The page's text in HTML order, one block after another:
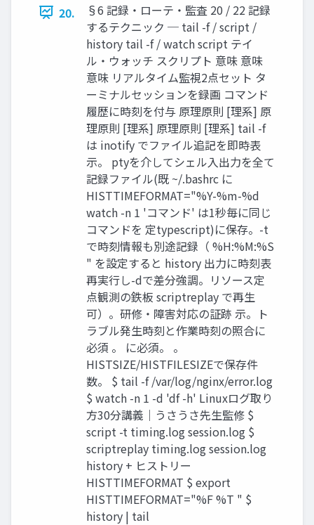
20.
§6 記録・ローテ・監査 20 / 22 記録
するテクニック ─ tail -f / script /
history tail -f / watch script テイ
ル・ウォッチ スクリプト 意味 意味
意味 リアルタイム監視2点セット タ
ーミナルセッションを録画 コマンド
履歴に時刻を付与 原理原則 [理系] 原
理原則 [理系] 原理原則 [理系] tail -f
は inotify でファイル追記を即時表
示。 ptyを介してシェル入出力を全て
記録ファイル(既 ~/.bashrc に
HISTTIMEFORMAT="%Y-%m-%d
watch -n 1 'コマンド' は1秒毎に同じ
コマンドを 定typescript)に保存。-t
で時刻情報も別途記録（ %H:%M:%S
" を設定すると history 出力に時刻表
再実行し-dで差分強調。リソース定
点観測の鉄板 scriptreplay で再生
可）。研修・障害対応の証跡 示。ト
ラブル発生時刻と作業時刻の照合に
必須 。 に必須。 。
HISTSIZE/HISTFILESIZEで保存件
数。 $ tail -f /var/log/nginx/error.log
$ watch -n 1 -d 'df -h' Linuxログ取り
方30分講義｜うさうさ先生監修 $
script -t timing.log session.log $
scriptreplay timing.log session.log
history + ヒストリー
HISTTIMEFORMAT $ export
HISTTIMEFORMAT="%F %T " $
history | tail